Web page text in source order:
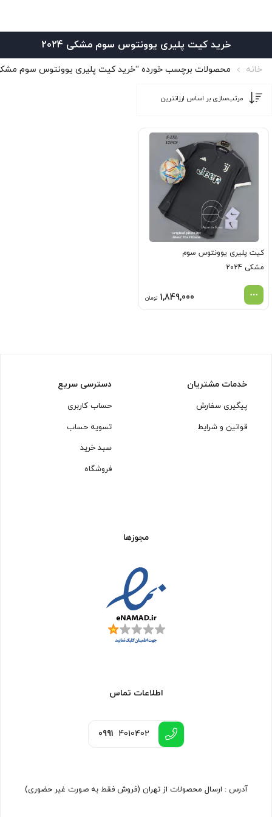
خرید کیت پلیری یوونتوس سوم مشکی 2024
خانه محصولات برچسب خورده “خرید کیت پلیری یوونتوس سوم مشکی
کیت پلیری یوونتوس سوم
مشکی 2024
1,849,000 تومان
خدمات مشتریان
پیگیری سفارش
قوانین و شرایط
دسترسی سریع
حساب کاربری
تسویه حساب
سبد خرید
فروشگاه
مجوزها
اطلاعات تماس
0991 4010402
آدرس : ارسال محصولات از تهران (فروش فقط به صورت غیر حضوری)